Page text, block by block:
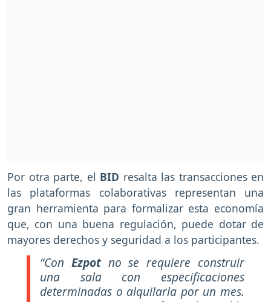
Por otra parte, el BID resalta las transacciones en
las plataformas colaborativas representan una
gran herramienta para formalizar esta economía
que, con una buena regulación, puede dotar de
mayores derechos y seguridad a los participantes.
“Con Ezpot no se requiere construir
una sala con especificaciones
determinadas o alquilarla por un mes.